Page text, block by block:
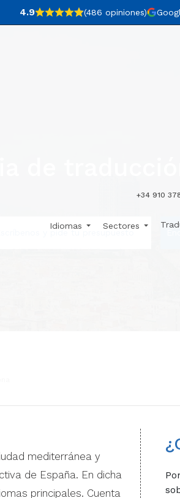
4.9 (486 opiniones)
+34 910
Idiomas Sectores
mediterránea y
de España. En dicha
principales. Cuenta